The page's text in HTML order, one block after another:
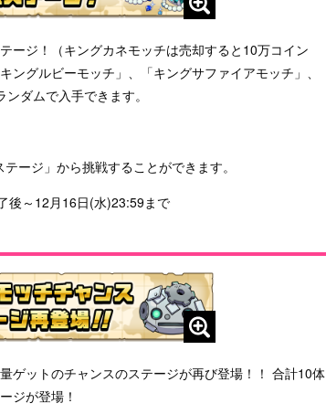
ージ！（キングカネモッチは売却すると10万コイン
グルビーモッチ」、「キングサファイアモッチ」、
ダムで入手できます。
ージ」から挑戦することができます。
後～12月16日(水)23:59まで
ゲットのチャンスのステージが再び登場！！ 合計10体
ジが登場！